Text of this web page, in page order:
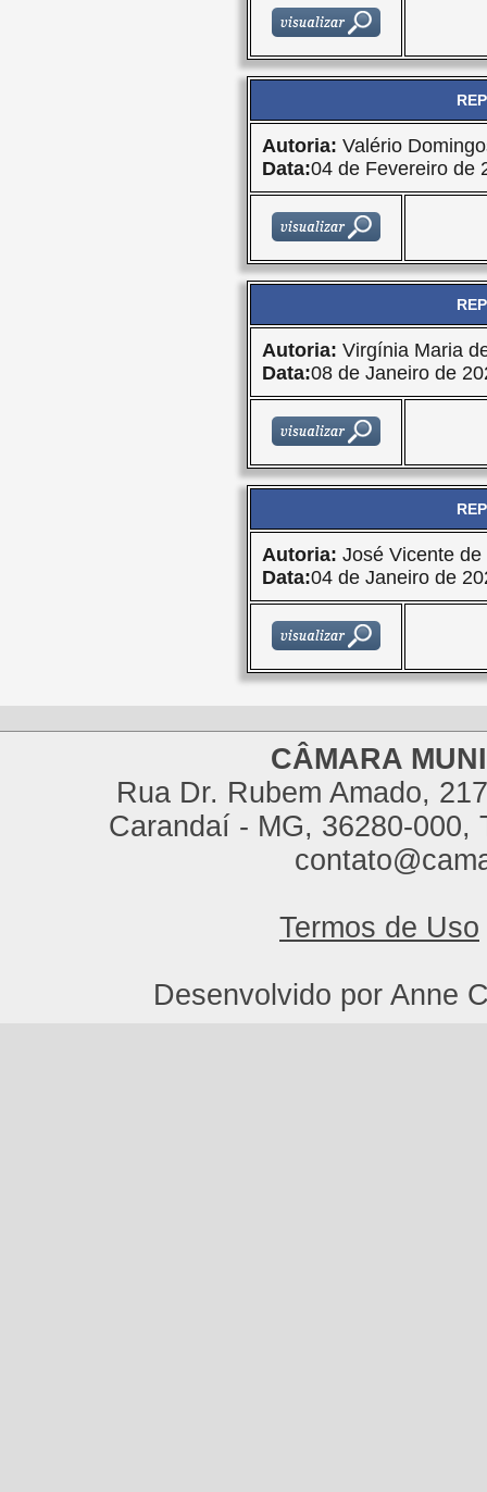
Autoria: Valério
Data:04 de Fevereiro de
Autoria: Virgínia Maria
Data:08 de Janeiro de
Autoria: José Vicente de
Data:04 de Janeiro de
CÂMARA
Rua Dr. Rubem Amado,
Carandaí - MG, 36280-000,
Termos de Uso
Desenvolvido por Anne